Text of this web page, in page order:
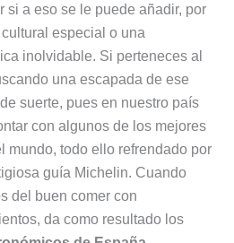
si a eso se le puede añadir, por
especial o una
inolvidable. Si perteneces al
una escapada de ese
suerte, pues en nuestro país
con algunos de los mejores
mundo, todo ello refrendado por
guía Michelin. Cuando
del buen comer con
da como resultado los